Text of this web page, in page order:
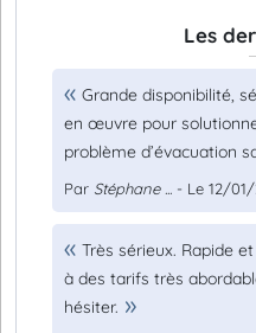
Les
Grande disponibilité,
en œuvre pour
problème d’évacuation
Par Stéphane ... - Le 12/
Très sérieux. Rapide
à des tarifs très
hésiter.